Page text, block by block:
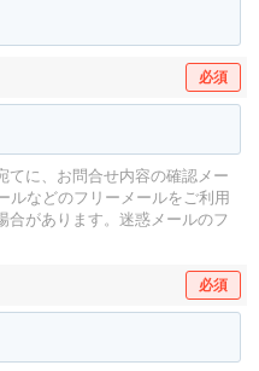
必須
に、お問合せ内容の確認メー
ルなどのフリーメールをご利用
があります。 迷惑メールのフ
必須